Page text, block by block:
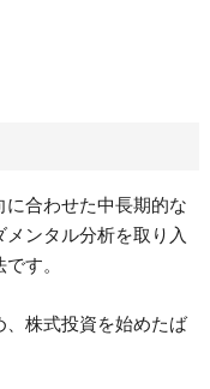
合わせた中長期的な
ンタル分析を取り入
す。
株式投資を始めたば